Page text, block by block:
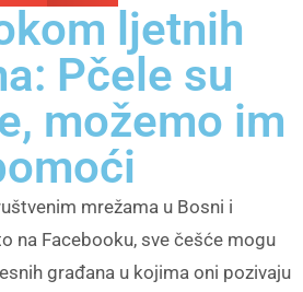
ljetnih
Pčele su
možemo im
mrežama u Bosni i
na Facebooku, sve češće mogu
građana u kojima oni pozivaju